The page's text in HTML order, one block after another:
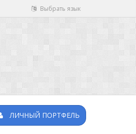
Выбрать язык
ЛИЧНЫЙ ПОРТФЕЛЬ